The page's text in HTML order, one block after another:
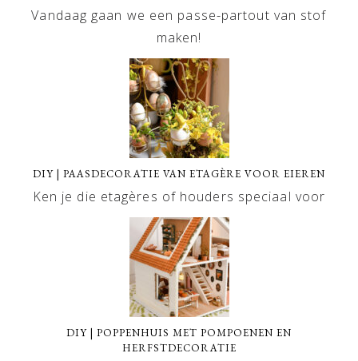
Vandaag gaan we een passe-partout van stof
maken!
DIY | PAASDECORATIE VAN ETAGÈRE VOOR EIEREN
Ken je die etagères of houders speciaal voor
DIY | POPPENHUIS MET POMPOENEN EN
HERFSTDECORATIE